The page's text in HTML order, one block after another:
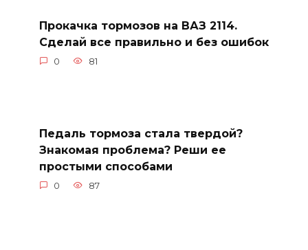
Прокачка тормозов на ВАЗ 2114.
Сделай все правильно и без ошибок
0 81
Педаль тормоза стала твердой?
Знакомая проблема? Реши ее
простыми способами
0 87